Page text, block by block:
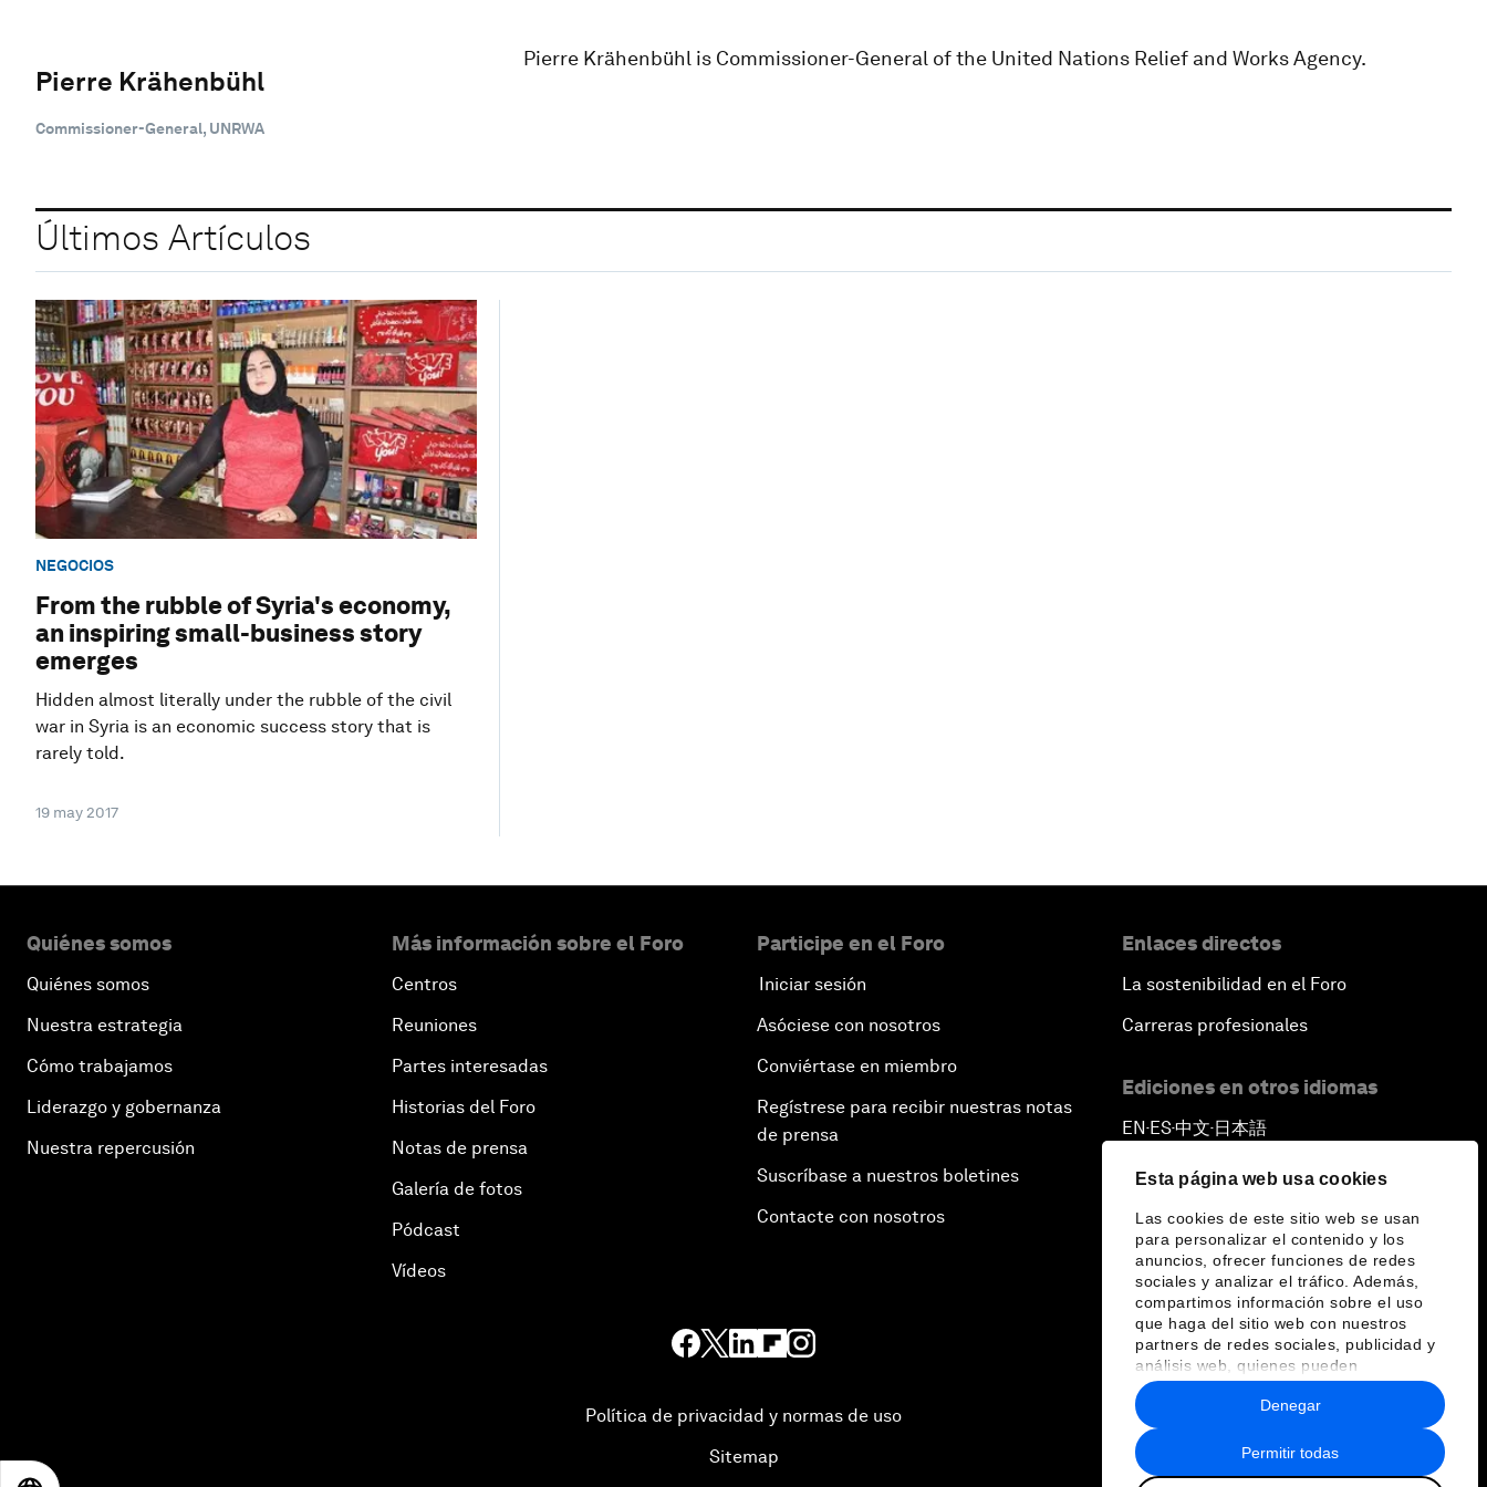
Esta página web usa cookies
Las cookies de este sitio web se usan
para personalizar el contenido y los
anuncios, ofrecer funciones de redes
sociales y analizar el tráfico. Además,
compartimos información sobre el uso
que haga del sitio web con nuestros
partners de redes sociales, publicidad y
análisis web, quienes pueden
combinarla con otra información que les
haya proporcionado o que hayan
recopilado a partir del uso que haya
hecho de sus servicios.
Permitir todas
Denegar
Pierre Krähenbühl
Commissioner-General, UNRWA
Pierre Krähenbühl is Commissioner-General of the United Nations Relief and Works Agency.
Últimos Artículos
NEGOCIOS
From the rubble of Syria's economy,
an inspiring small-business story
emerges
Hidden almost literally under the rubble of the civil
war in Syria is an economic success story that is
rarely told.
19 may 2017
Quiénes somos
Quiénes somos
Nuestra estrategia
Cómo trabajamos
Liderazgo y gobernanza
Nuestra repercusión
Más información sobre el Foro
Centros
Reuniones
Partes interesadas
Historias del Foro
Notas de prensa
Galería de fotos
Pódcast
Vídeos
Participe en el Foro
Iniciar sesión
Asóciese con nosotros
Conviértase en miembro
Regístrese para recibir nuestras notas
de prensa
Suscríbase a nuestros boletines
Contacte con nosotros
Enlaces directos
La sostenibilidad en el Foro
Carreras profesionales
Ediciones en otros idiomas
EN ▪ ES▪中文▪ 日本語
Política de privacidad y normas de uso
Sitemap